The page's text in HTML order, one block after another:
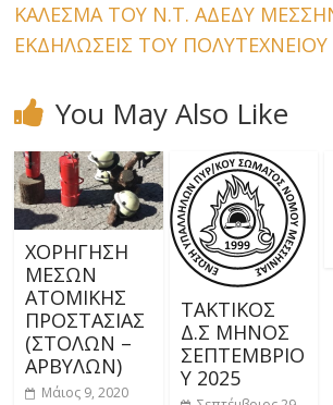
ΚΑΛΕΣΜΑ ΤΟΥ Ν.Τ. ΑΔΕΔΥ
ΕΚΔΗΛΩΣΕΙΣ ΤΟΥ ΠΟΛΥΤΕΧΝΕΙΟΥ
You May Also Like
ΧΟΡΗΓΗΣΗ
ΜΕΣΩΝ
ΑΤΟΜΙΚΗΣ
ΠΡΟΣΤΑΣΙΑΣ
(ΣΤΟΛΩΝ –
ΑΡΒΥΛΩΝ)
Μάιος 9, 2020
ΤΑΚΤΙΚΟΣ
Δ.Σ ΜΗΝΟΣ
ΣΕΠΤΕΜΒΡΙΟ
Υ 2025